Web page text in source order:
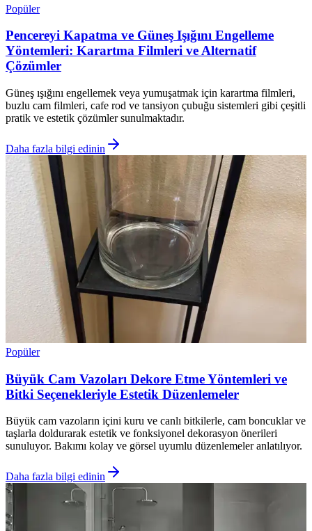
Popüler
Pencereyi Kapatma ve Güneş Işığını Engelleme
Yöntemleri: Karartma Filmleri ve Alternatif
Çözümler
Güneş ışığını engellemek veya yumuşatmak için karartma filmleri,
buzlu cam filmleri, cafe rod ve tansiyon çubuğu sistemleri gibi çeşitli
pratik ve estetik çözümler sunulmaktadır.
Daha fazla bilgi edinin
Popüler
Büyük Cam Vazoları Dekore Etme Yöntemleri ve
Bitki Seçenekleriyle Estetik Düzenlemeler
Büyük cam vazoların içini kuru ve canlı bitkilerle, cam boncuklar ve
taşlarla doldurarak estetik ve fonksiyonel dekorasyon önerileri
sunuluyor. Bakımı kolay ve görsel uyumlu düzenlemeler anlatılıyor.
Daha fazla bilgi edinin